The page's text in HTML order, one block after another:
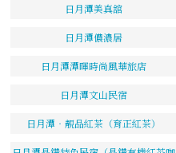
日月潭美真舘
日月潭儂濃居
日月潭潭暉時尚風華旅店
日月潭文山民宿
日月潭‧靚品紅茶（育正紅茶）